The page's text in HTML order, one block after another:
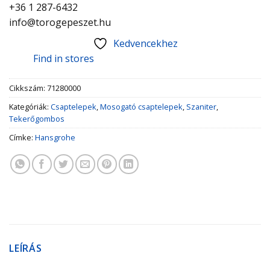
+36 1 287-6432
info@torogepeszet.hu
Kedvencekhez
Find in stores
Cikkszám: 71280000
Kategóriák: Csaptelepek,Mosogató csaptelepek, Szaniter,
Tekerőgombos
Címke: Hansgrohe
LEÍRÁS